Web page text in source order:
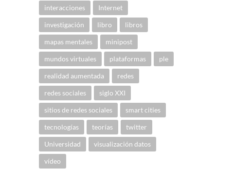
interacciones Internet
investigación libro libros
mapas mentales minipost
mundos virtuales plataformas ple
realidad aumentada redes
redes sociales siglo XXI
sitios de redes sociales smart cities
tecnologías teorías twitter
Universidad visualización datos
vídeo